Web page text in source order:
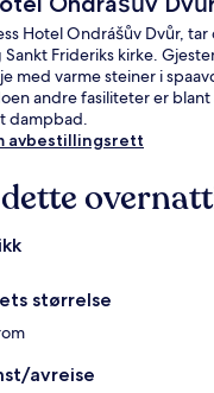
Hotel Ondrášův Dvůr,
Sankt Frideriks kirke.
med varme steiner i
andre fasiliteter er
dampbad.
avbestillingsrett
størrelse
avreise